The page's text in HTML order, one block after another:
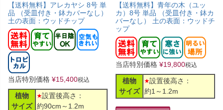
【送料無料】アレカヤシ 8号 単
品 （受皿付き・鉢カバーなし）
土の表面：ウッドチップ
当店特別価格 ¥15,400税込
植物
サイズ
設置後高さ：
約90cm～1.2m
【送料無料】青年の木（ユッ
カ）8号 単品 （受皿付き・鉢カ
バーなし） 土の表面：ウッドチ
ップ
当店特別価格 ¥19,800税込
植物
サイズ
設置後高さ：
約1～1.2m